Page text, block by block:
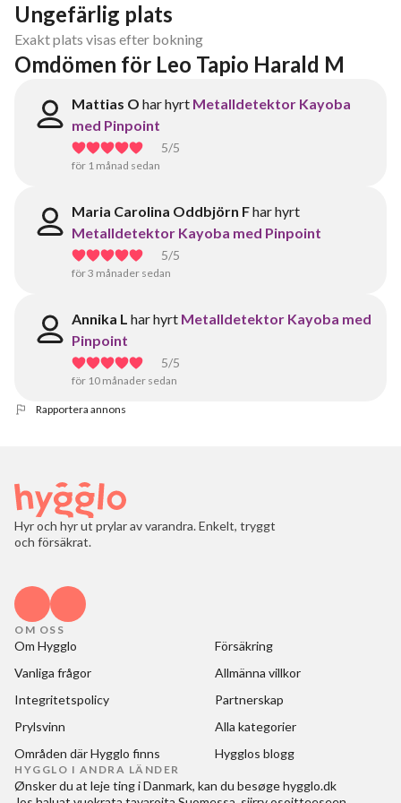
Ungefärlig plats
Exakt plats visas efter bokning
Omdömen för Leo Tapio Harald M
Mattias O har hyrt Metalldetektor Kayoba
med Pinpoint
5/5
för 1 månad sedan
Maria Carolina Oddbjörn Fhar hyrt
Metalldetektor Kayoba med Pinpoint
5/5
för 3 månader sedan
Annika L har hyrt Metalldetektor Kayoba med
Pinpoint
5/5
för 10 månader sedan
Rapportera annons
Hyr och hyr ut prylar av varandra. Enkelt, tryggt
och försäkrat.
OM OSS
Om Hygglo
Försäkring
Vanliga frågor
Allmänna villkor
Integritetspolicy
Partnerskap
Prylsvinn
Alla kategorier
Områden där Hygglo finns
Hygglos blogg
HYGGLO I ANDRA LÄNDER
Ønsker du at leje ting i Danmark, kan du besøgehygglo.dk